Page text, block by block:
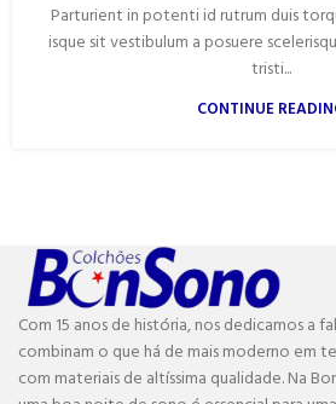
Parturient in potenti id rutrum duis
isque sit vestibulum a posuere
tristi...
CONTINUE
Com 15 anos de história, nos dedicamos a
combinam o que há de mais moderno em
com materiais de altíssima qualidade. Na